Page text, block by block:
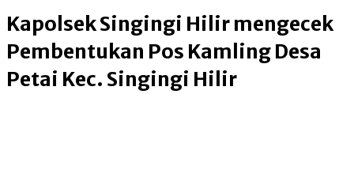
Kapolsek Singingi Hilir mengecek
Pembentukan Pos Kamling Desa
Petai Kec. Singingi Hilir